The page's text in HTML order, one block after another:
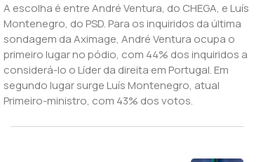
A escolha é entre André Ventura, do CHEGA, e Luís
Montenegro, do PSD. Para os inquiridos da última
sondagem da Aximage, André Ventura ocupa o
primeiro lugar no pódio, com 44% dos inquiridos a
considerá-lo o Líder da direita em Portugal. Em
segundo lugar surge Luís Montenegro, atual
Primeiro-ministro, com 43% dos votos.